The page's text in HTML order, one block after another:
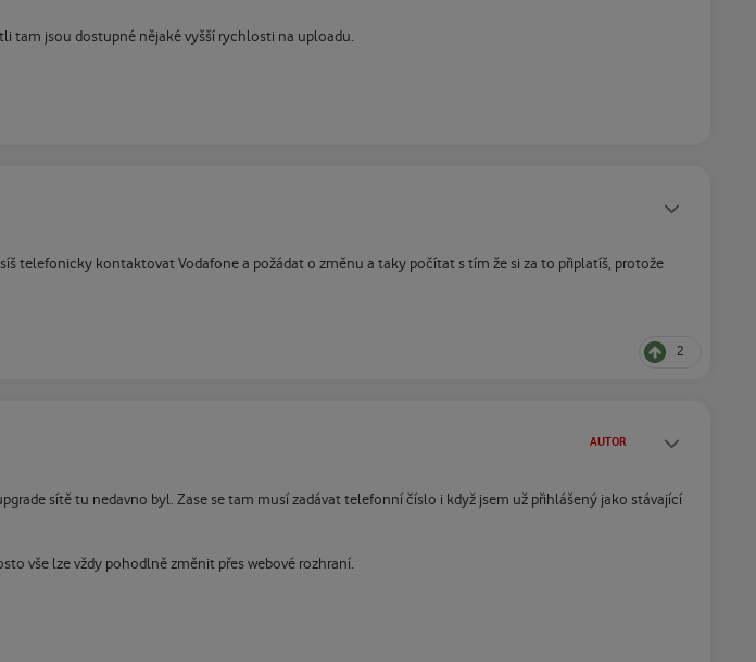
tam jsou dostupné nějaké vyšší rychlosti na uploadu.
telefonicky kontaktovat Vodafone a požádat o změnu a taky počítat s tím že si za to připlatíš, protože
2
AUTOR
sítě tu nedavno byl. Zase se tam musí zadávat telefonní číslo i když jsem už přihlášený jako stávající
vše lze vždy pohodlně změnit přes webové rozhraní.